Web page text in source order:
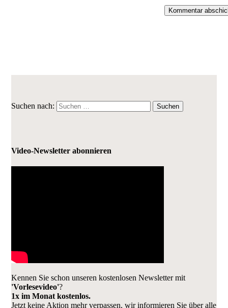
Kommentar
Suchen nach:
Video-Newsletter abonnieren
Kennen Sie schon unseren kostenlosen Newsletter mit
'Vorlesevideo'?
1x im Monat kostenlos.
Jetzt keine Aktion mehr verpassen, wir informieren Sie über alle